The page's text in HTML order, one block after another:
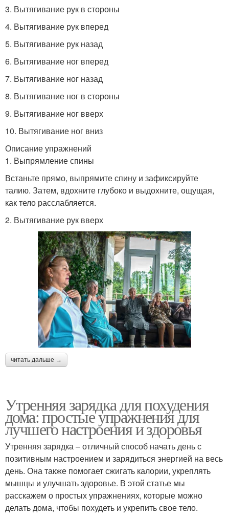
3. Вытягивание рук в стороны
4. Вытягивание рук вперед
5. Вытягивание рук назад
6. Вытягивание ног вперед
7. Вытягивание ног назад
8. Вытягивание ног в стороны
9. Вытягивание ног вверх
10. Вытягивание ног вниз
Описание упражнений
1. Выпрямление спины
Встаньте прямо, выпрямите спину и зафиксируйте
талию. Затем, вдохните глубоко и выдохните, ощущая,
как тело расслабляется.
2. Вытягивание рук вверх
читать дальше →
Утренняя зарядка для похудения
дома: простые упражнения для
лучшего настроения и здоровья
Утренняя зарядка – отличный способ начать день с
позитивным настроением и зарядиться энергией на весь
день. Она также помогает сжигать калории, укреплять
мышцы и улучшать здоровье. В этой статье мы
расскажем о простых упражнениях, которые можно
делать дома, чтобы похудеть и укрепить свое тело.